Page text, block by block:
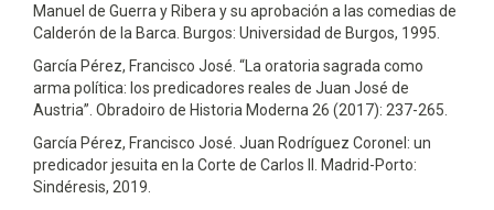
Manuel de Guerra y Ribera y su aprobación a las comedias de
Calderón de la Barca. Burgos: Universidad de Burgos, 1995.
García Pérez, Francisco José. “La oratoria sagrada como
arma política: los predicadores reales de Juan José de
Austria”. Obradoiro de Historia Moderna 26 (2017): 237-265.
García Pérez, Francisco José. Juan Rodríguez Coronel: un
predicador jesuita en la Corte de Carlos II. Madrid-Porto:
Sindéresis, 2019.